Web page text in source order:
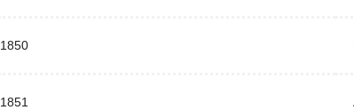
1850
1851